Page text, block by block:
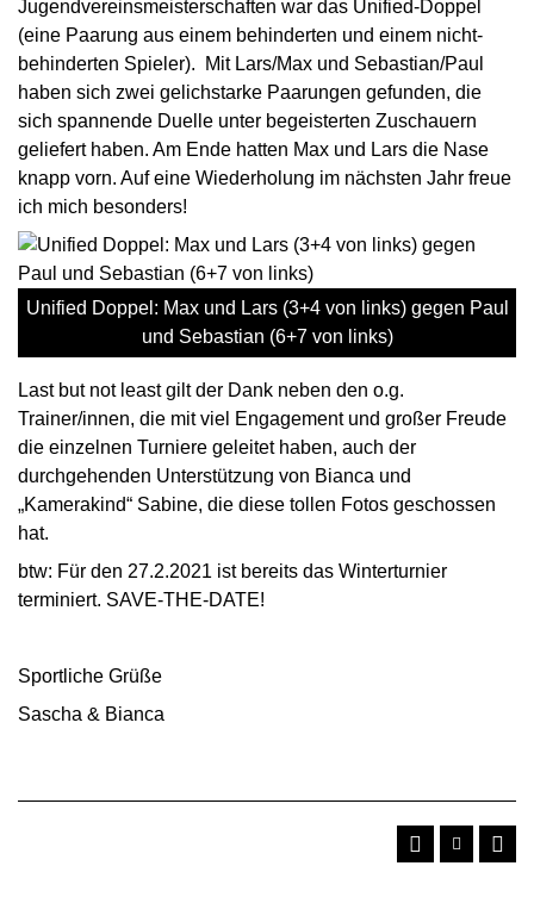
Jugendvereinsmeisterschaften war das Unified-Doppel
(eine Paarung aus einem behinderten und einem nicht-
behinderten Spieler). Mit Lars/Max und Sebastian/Paul
haben sich zwei gelichstarke Paarungen gefunden, die
sich spannende Duelle unter begeisterten Zuschauern
geliefert haben. Am Ende hatten Max und Lars die Nase
knapp vorn. Auf eine Wiederholung im nächsten Jahr freue
ich mich besonders!
Unified Doppel: Max und Lars (3+4 von links) gegen Paul
und Sebastian (6+7 von links)
Last but not least gilt der Dank neben den o.g.
Trainer/innen, die mit viel Engagement und großer Freude
die einzelnen Turniere geleitet haben, auch der
durchgehenden Unterstützung von Bianca und
„Kamerakind“ Sabine, die diese tollen Fotos geschossen
hat.
btw: Für den 27.2.2021 ist bereits das Winterturnier
terminiert. SAVE-THE-DATE!
Sportliche Grüße
Sascha & Bianca